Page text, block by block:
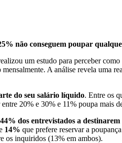
não conseguem poupar
um estudo para perceber
A análise revela uma
do seu salário líquido. Entre os
entre 20% e 30% e 11% poupa mais
44% dos entrevistados a
14% que prefere reservar a
os inquiridos (13% em ambos).